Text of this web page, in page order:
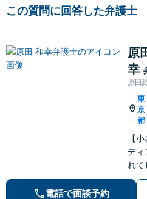
この質問に回答した弁護士
原
幸
原田
東
京
都
【
ディ
れて
談し
【
電話で面談予約